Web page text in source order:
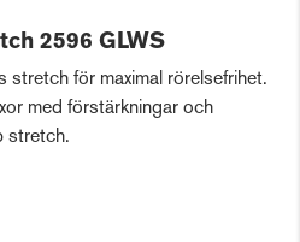
2596 GLWS
stretch för maximal rörelsefrihet.
med förstärkningar och
stretch.